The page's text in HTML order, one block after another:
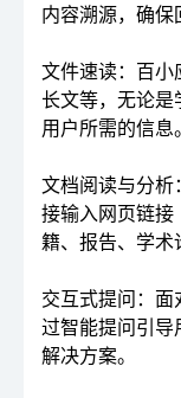
内容溯源，确保
文件速读：百
长文等，无论是
用户所需的信息。
文档阅读与分
接输入网页链接
籍、报告、学术
交互式提问：
过智能提问引导
解决方案。